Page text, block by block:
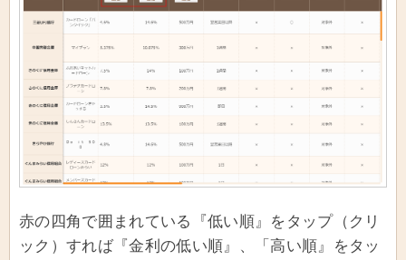
赤の四角で囲まれている『低い順』をタップ（クリ
ック）すれば『金利の低い順』、「高い順』をタッ